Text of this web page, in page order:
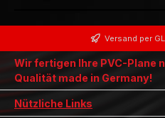
Versand per
Wir fertigen Ihre PVC-Plane
Qualität made in Germany!
Nützliche Links